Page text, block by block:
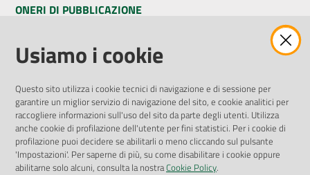
ONERI DI PUBBLICAZIONE
Amministrazione Trasparente
Pubblicità legale
Privacy Policy
Attuazione Misure PNRR
Liste di Attesa
ENTI, IMPRESE E PARTNER
Usiamo i cookie
Questo sito utilizza i cookie tecnici di navigazione e di sessione per
garantire un miglior servizio di navigazione del sito, e cookie analitici per
raccogliere informazioni sull'uso del sito da parte degli utenti. Utilizza
anche cookie di profilazione dell'utente per fini statistici. Per i cookie di
profilazione puoi decidere se abilitarli o meno cliccando sul pulsante
'Impostazioni'. Per saperne di più, su come disabilitare i cookie oppure
abilitarne solo alcuni, consulta la nostraCookie Policy.